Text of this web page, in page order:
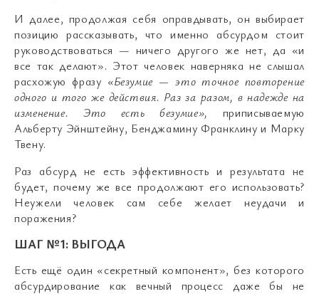
И далее, продолжая себя оправдывать, он выбирает
позицию рассказывать, что именно абсурдом стоит
руководствоваться — ничего другого же нет, да «и
все так делают». Этот человек наверняка не слышал
расхожую фразу «Безумие — это точное повторение
одного и того же действия. Раз за разом, в надежде на
изменение. Это есть безумие», приписываемую
Альберту Эйнштейну, Бенджамину Франклину и Марку
Твену.
Раз абсурд не есть эффективность и результата не
будет, почему же все продолжают его использовать?
Неужели человек сам себе желает неудачи и
поражения?
ШАГ №1: ВЫГОДА
Есть ещё один «секретный компонент», без которого
абсурдирование как вечный процесс даже бы не